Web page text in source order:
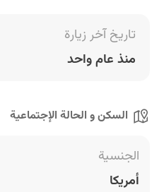
تاريخ آخر زيارة
منذ عام واحد
السكن و الحالة الإجتماعية
الجنسية
أمريكا